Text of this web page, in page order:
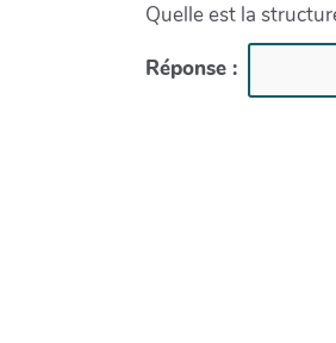
Quelle est la
Réponse :